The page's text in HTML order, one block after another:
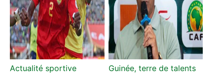
Actualité sportive
Guinée, terre de talents